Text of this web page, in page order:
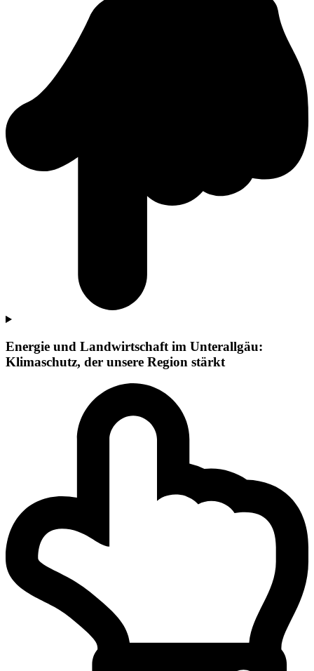
Energie und Landwirtschaft im Unterallgäu:
Klimaschutz, der unsere Region stärkt